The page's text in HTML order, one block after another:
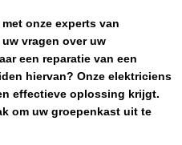
onze experts van
vragen over uw
een reparatie van een
hiervan? Onze elektriciens
effectieve oplossing krijgt.
om uw groepenkast uit te